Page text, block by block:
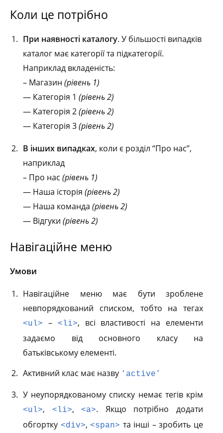
Коли це потрібно
При наявності каталогу. У більшості випадків
каталог має категорії та підкатегорії.
Наприклад вкладеність:
– Магазин (рівень 1)
— Категорія 1 (рівень 2)
— Категорія 2(рівень 2)
— Категорія 3(рівень 2)
В інших випадках, коли є розділ “Про нас”,
наприклад
– Про нас (рівень 1)
— Наша історія (рівень 2)
— Наша команда (рівень 2)
— Відгуки (рівень 2)
Навігаційне меню
Умови
Навігаційне меню має бути зроблене
невпорядкований списком, тобто на тегах
<ul> – <li>, всі властивості на елементи
задаємо від основного класу на
батьківському елементі.
Активний клас має назву ‘active’
У неупорядкованому списку немає тегів крім
<ul>, <li>, <a>. Якщо потрібно додати
обгортку <div>, <span> та інші – зробить це